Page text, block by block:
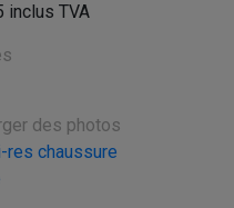
inclus TVA
des photos
res chaussure